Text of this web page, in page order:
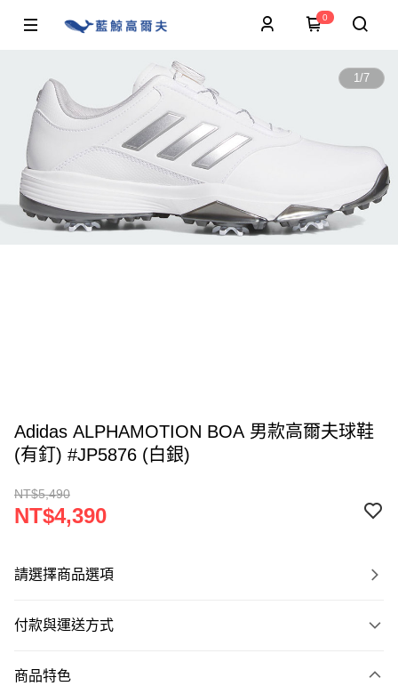
0
1/7
Adidas ALPHAMOTION BOA 男款高爾夫球鞋
(有釘) #JP5876 (白銀)
NT$5,490
NT$4,390
請選擇商品選項
付款與運送方式
信用卡一次付款
商品特色